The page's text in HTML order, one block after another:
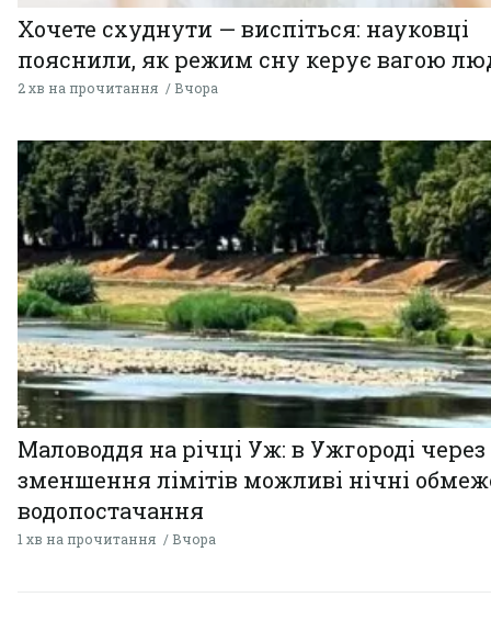
Хочете схуднути — виспіться: науковці
пояснили, як режим сну керує вагою
2 хв на прочитання Вчора
Маловоддя на річці Уж: в Ужгороді через
зменшення лімітів можливі нічні
водопостачання
1 хв на прочитання Вчора